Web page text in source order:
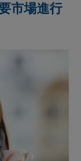
市場進⾏